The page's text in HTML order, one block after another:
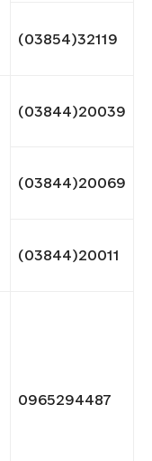
(03854)32119
(03844)20039
(03844)20069
(03844)20011
0965294487